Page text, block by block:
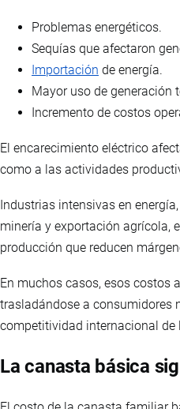
Problemas energéticos.
Sequías que afectaron
Importación de energía.
Mayor uso de generación
Incremento de costos
El encarecimiento eléctrico
como a las actividades
Industrias intensivas en
minería y exportación agrícola,
producción que reducen
En muchos casos, esos costos
trasladándose a consumidores
competitividad internacional
La canasta básica